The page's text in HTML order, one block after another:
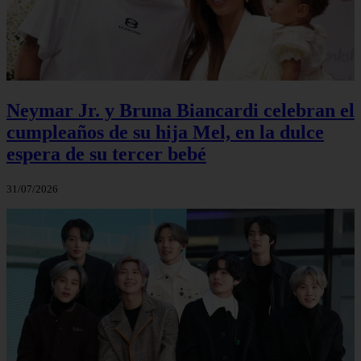
Neymar Jr. y Bruna Biancardi celebran el
cumpleaños de su hija Mel, en la dulce
espera de su tercer bebé
31/07/2026